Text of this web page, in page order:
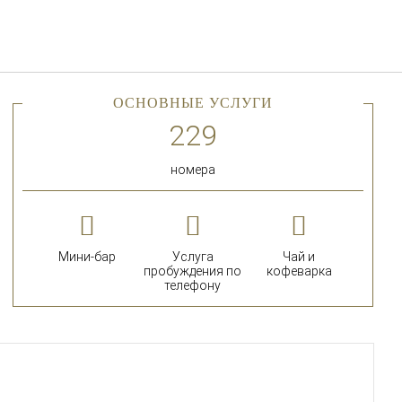
ОСНОВНЫЕ УСЛУГИ
номера
Мини-бар
Услуга
пробуждения по
телефону
Чай и
кофеварка